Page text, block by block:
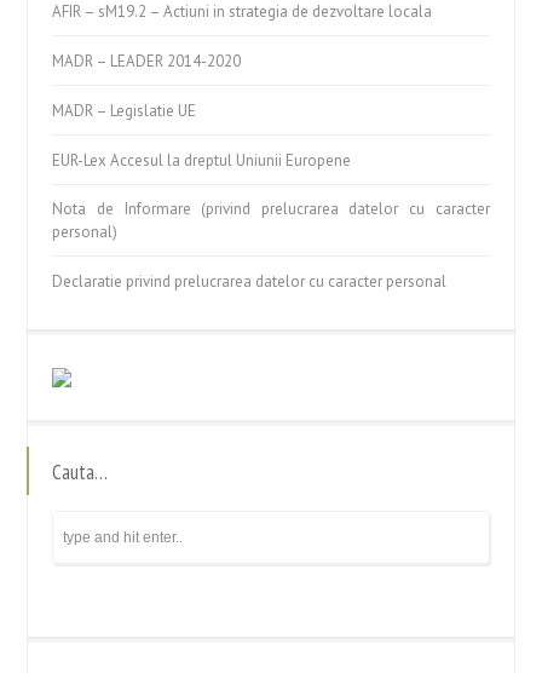
AFIR – sM19.2 – Actiuni in strategia de dezvoltare locala
MADR – LEADER 2014-2020
MADR – Legislatie UE
EUR-Lex Accesul la dreptul Uniunii Europene
Nota de Informare (privind prelucrarea datelor cu caracter
personal)
Declaratie privind prelucrarea datelor cu caracter personal
Cauta…